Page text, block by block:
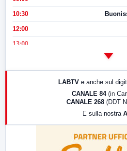
10:30
12:00
13:00
LABTV e anche sul
CANALE 84 (in
CANALE 268 (DDT
E sulla nostra